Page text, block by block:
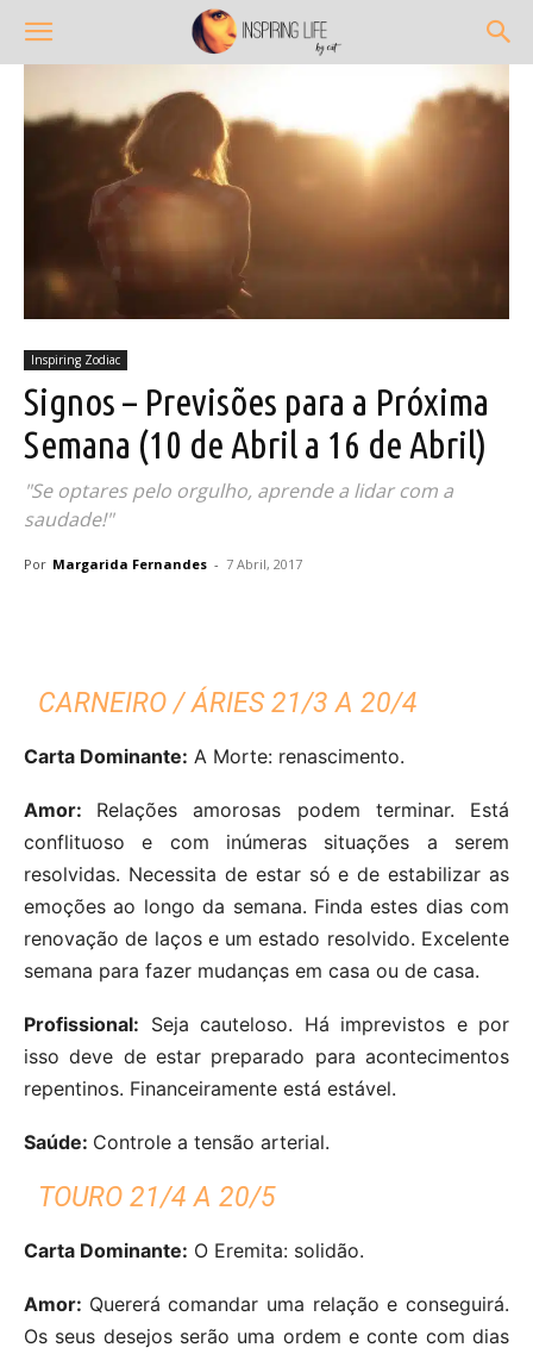
Inspiring Zodiac
Signos – Previsões para a Próxima
Semana (10 de Abril a 16 de Abril)
"Se optares pelo orgulho, aprende a lidar com a
saudade!"
Por Margarida Fernandes - 7 Abril, 2017
CARNEIRO / ÁRIES 21/3 A 20/4
Carta Dominante: A Morte: renascimento.
Amor: Relações amorosas podem terminar. Está
conflituoso e com inúmeras situações a serem
resolvidas. Necessita de estar só e de estabilizar as
emoções ao longo da semana. Finda estes dias com
renovação de laços e um estado resolvido. Excelente
semana para fazer mudanças em casa ou de casa.
Profissional: Seja cauteloso. Há imprevistos e por
isso deve de estar preparado para acontecimentos
repentinos. Financeiramente está estável.
Saúde: Controle a tensão arterial.
TOURO 21/4 A 20/5
Carta Dominante: O Eremita: solidão.
Amor: Quererá comandar uma relação e conseguirá.
Os seus desejos serão uma ordem e conte com dias